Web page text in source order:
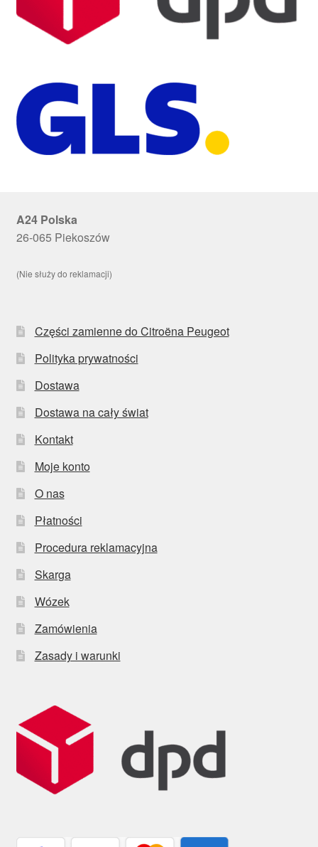
A24 Polska
26-065 Piekoszów
(Nie służy do reklamacji)
Części zamienne do Citroëna Peugeot
Polityka prywatności
Dostawa
Dostawa na cały świat
Kontakt
Moje konto
O nas
Płatności
Procedura reklamacyjna
Skarga
Wózek
Zamówienia
Zasady i warunki